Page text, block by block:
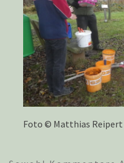
Foto © Matthias Reipert